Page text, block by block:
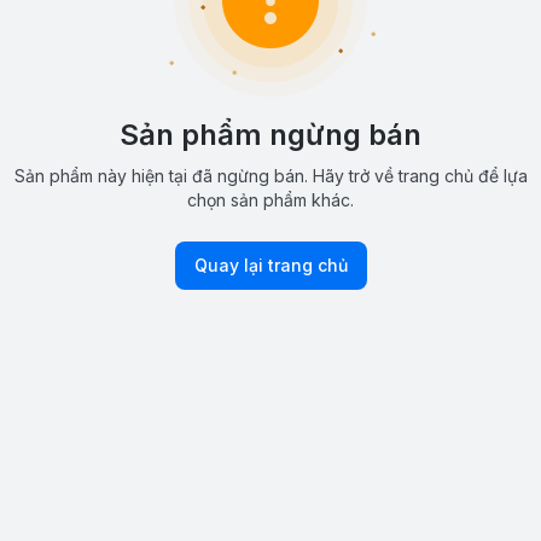
Sản phẩm ngừng bán
Sản phẩm này hiện tại đã ngừng bán. Hãy trở về trang chủ để lựa
chọn sản phẩm khác.
Quay lại trang chủ